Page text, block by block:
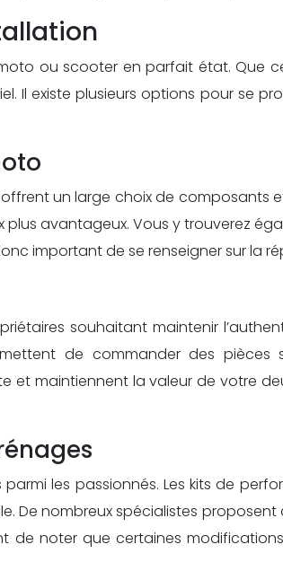
ou scooter en parfait état. Que
Il existe plusieurs options pour se
un large choix de composants
avantageux. Vous y trouverez
important de se renseigner sur la
souhaitant maintenir
de commander des pièces
maintiennent la valeur de votre
les passionnés. Les kits de
nombreux spécialistes
de noter que certaines